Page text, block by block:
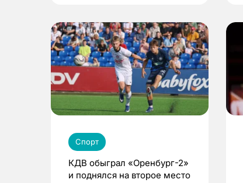
Спорт
КДВ обыграл «Оренбург-2»
и поднялся на второе место